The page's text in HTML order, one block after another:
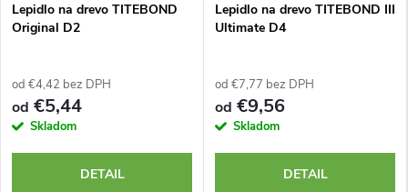
Lepidlo na drevo TITEBOND
Original D2
od €4,42 bez DPH
od €5,44
Skladom
DETAIL
Lepidlo na drevo TITEBOND III
Ultimate D4
od €7,77 bez DPH
od €9,56
Skladom
DETAIL